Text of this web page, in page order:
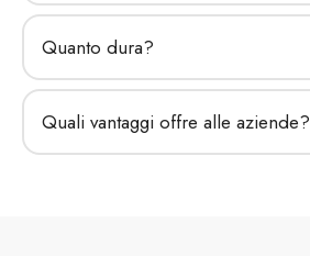
Quanto dura?
Quali vantaggi offre alle aziende?